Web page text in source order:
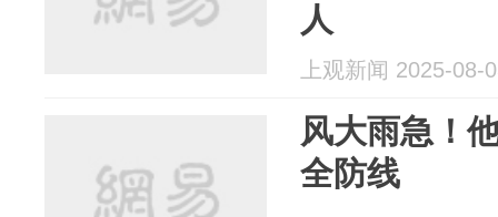
人
上观新闻 2025-08-
风大雨急！
全防线